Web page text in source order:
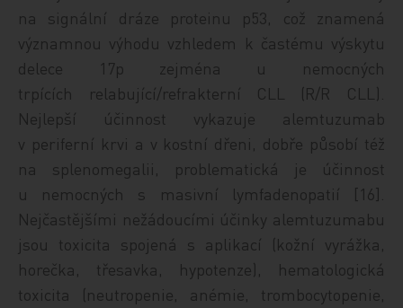
na signální dráze proteinu p53, což znamená
významnou výhodu vzhledem k častému výskytu
delece 17p zejména u nemocných
trpících relabující/refrakterní CLL (R/R CLL).
Nejlepší účinnost vykazuje alemtuzumab
v periferní krvi a v kostní dřeni, dobře působí též
na splenomegalii, problematická je účinnost
u nemocných s masivní lymfadenopatií [16].
Nejčastějšími nežádoucími účinky alemtuzumabu
jsou toxicita spojená s aplikací (kožní vyrážka,
horečka, třesavka, hypotenze), hematologická
toxicita (neutropenie, anémie, trombocytopenie,